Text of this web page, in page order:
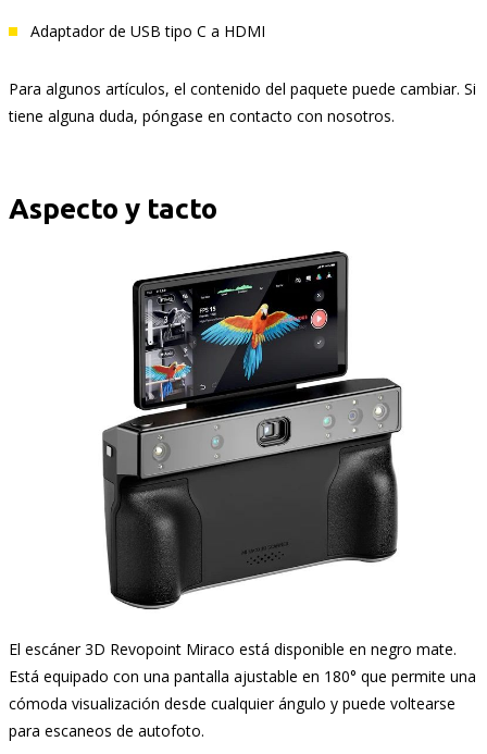
Adaptador de USB tipo C a HDMI
Para algunos artículos, el contenido del paquete puede cambiar. Si
tiene alguna duda, póngase en contacto con nosotros.
Aspecto y tacto
El escáner 3D Revopoint Miraco está disponible en negro mate.
Está equipado con una pantalla ajustable en 180° que permite una
cómoda visualización desde cualquier ángulo y puede voltearse
para escaneos de autofoto.